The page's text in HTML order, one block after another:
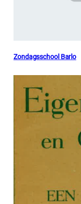
Zondagsschool Barlo